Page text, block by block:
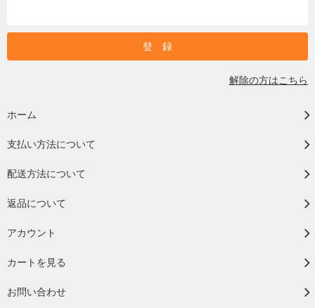
解除の方はこちら
ホーム
支払い方法について
配送方法について
返品について
アカウント
カートを見る
お問い合わせ